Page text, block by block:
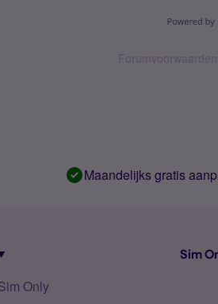
Forumvoorwaarden
Maandelijks gratis
Sim
Only